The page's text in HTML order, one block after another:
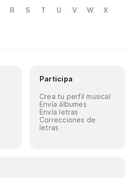
R S T U V W
X
Participa
Crea tu perfil musical
Envía álbumes
Envía letras
Correcciones de
letras